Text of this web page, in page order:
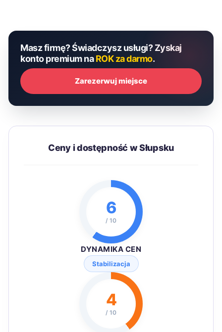
Masz firmę? Świadczysz usługi? Zyskaj
konto premium naROK za darmo.
Zarezerwuj miejsce
Ceny i dostępność w Słupsku
6
/ 10
DYNAMIKA CEN
Stabilizacja
4
/ 10